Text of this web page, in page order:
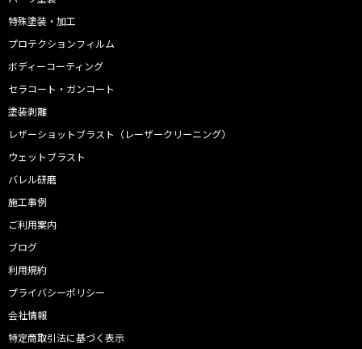
特殊塗装・加工
プロテクションフィルム
ボディーコーティング
セラコート・ガンコート
塗装剥離
レザーショットブラスト（レーザークリーニング）
ウェットブラスト
バレル研磨
施工事例
ご利用案内
ブログ
利用規約
プライバシーポリシー
会社情報
特定商取引法に基づく表示